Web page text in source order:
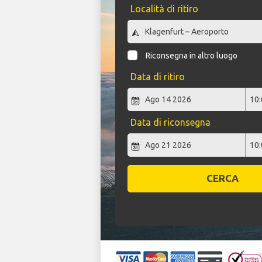
Località di ritiro
Riconsegna in altro luogo
Data di ritiro
Data di riconsegna
CERCA